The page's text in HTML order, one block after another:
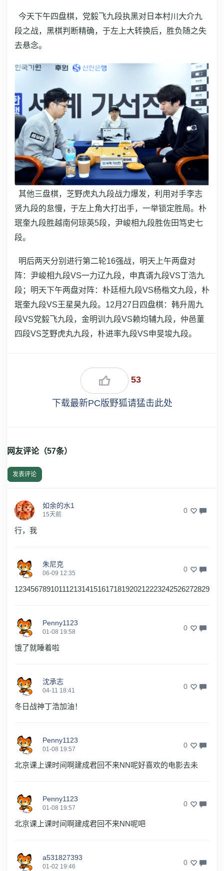
今天下午四盘棋，党毅飞九段执黑对日本村川大介九
段之战，黑棋判断精确，于左上大转换后，胜负随之失
去悬念。
其他三盘棋，芝野虎丸九段战力爆发，利用对手李志
贤九段的怠慢，于左上角大打出手，一举锁定胜局。朴
珉奎九段胜越南何琼英5段，尹峻相九段胜佐田笃史七
段。
明后两天分别进行第二轮16强战，明天上午两盘对
阵：尹峻相九段VS一力辽九段，申真谞九段VS丁浩九
段；明天下午两盘对阵：朴廷桓九段VS杨楷文九段，朴
珉奎九段VS王星昊九段。12月27日四盘棋：韩升周九
段VS党毅飞九段，金明训九段VS赖均辅九段，仲邑菫
四段VS芝野虎丸九段，朴进率九段VS申旻埈九段。
53
下载最新PC版野狐请猛击此处
网友评论（57条）
发表评论
如余的水1
15天前 0
行，我
朱尼克
06-09 12:35 0
1234567891011121314151617181920212223242526272829
Penny1123
01-08 19:58 0
饿了就睡着啦
沈承志
04-11 18:41 0
冬日战神丁浩加油！
Penny1123
01-08 19:57 0
北京课上课时间啊建成君回不来NN呢好喜欢的电影去未
Penny1123
01-08 19:57 0
北京课上课时间啊建成君回不来NN呢吧
a531827393
01-02 19:46 0